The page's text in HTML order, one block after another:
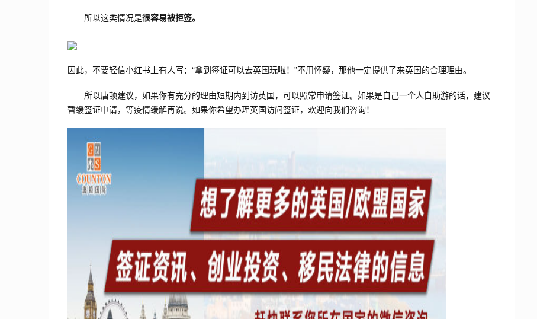
所以这类情况是很容易被拒签。
因此，不要轻信小红书上有人写：“拿到签证可以去英国玩啦！”不用怀疑，那他一定提供了来英国的合理理由。
所以唐顿建议，如果你有充分的理由短期内到访英国，可以照常申请签证。如果是自己一个人自助游的话，建议
暂缓签证申请，等疫情缓解再说。如果你希望办理英国访问签证，欢迎向我们咨询！